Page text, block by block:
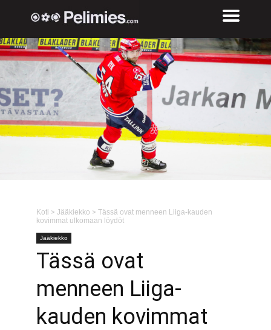
Koti > Jääkiekko > Tässä ovat menneen Liiga-kauden
kovimmat ulkomaan löydöt
Jääkiekko
Tässä ovat
menneen Liiga-
kauden kovimmat